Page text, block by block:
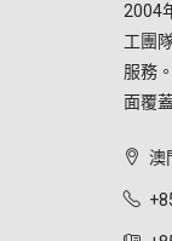
2004
工團
服務
面覆
澳